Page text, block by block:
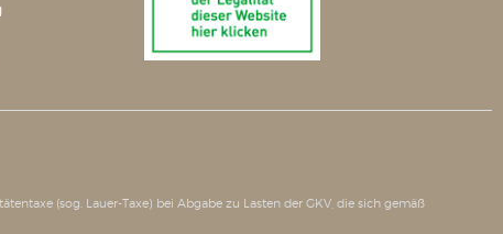
(sog. Lauer-Taxe) bei Abgabe zu Lasten der GKV, die sich gemäß